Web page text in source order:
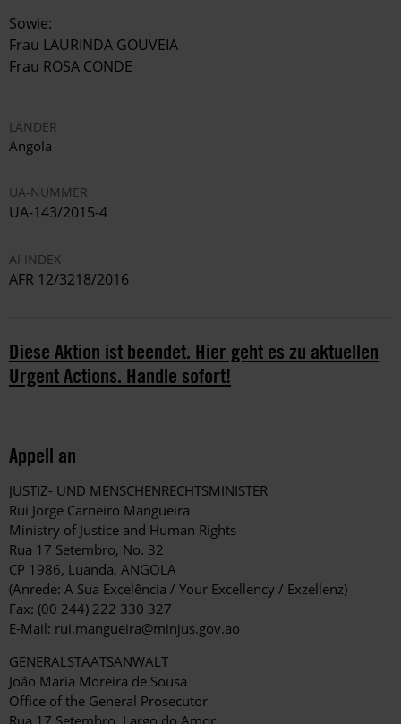
Sowie:
Frau LAURINDA GOUVEIA
Frau ROSA CONDE
LÄNDER
Angola
UA-NUMMER
UA-143/2015-4
AI INDEX
AFR 12/3218/2016
Diese Aktion ist beendet. Hier geht es zu aktuellen
Urgent Actions. Handle sofort!
Appell an
JUSTIZ- UND MENSCHENRECHTSMINISTER
Rui Jorge Carneiro Mangueira
Ministry of Justice and Human Rights
Rua 17 Setembro, No. 32
CP 1986, Luanda, ANGOLA
(Anrede: A Sua Excelência / Your Excellency / Exzellenz)
Fax: (00 244) 222 330 327
E-Mail: rui.mangueira@minjus.gov.ao
GENERALSTAATSANWALT
João Maria Moreira de Sousa
Office of the General Prosecutor